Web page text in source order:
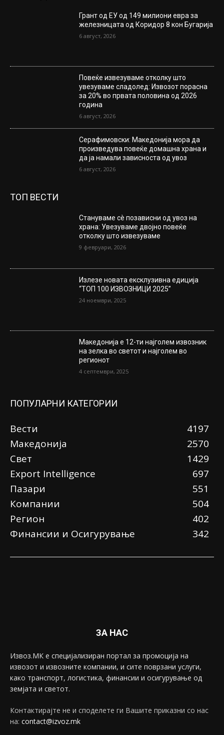
Грант од ЕУ од 149 милиони евра за
железницата од Коридор 8 кон Бугарија
6 август, 2026
Повеќе извезуваме отколку што
увезуваме сладолед: Извозот порасна
за 20% во првата половина од 2026
година
6 август, 2026
Серафимовски: Македонија мора да
произведува повеќе домашна храна и
да ја намали зависноста од увоз
6 август, 2026
ТОП ВЕСТИ
Стануваме сè позависни од увоз на
храна: Увезуваме двојно повеќе
отколку што извезуваме
9 февруари, 2026
Излезе новата ексклузивна едиција
“ТОП 100 ИЗВОЗНИЦИ 2025”
24 ноември, 2025
Македонија е 12-ти најголем извозник
на зелка во светот и најголем во
регионот
4 септември, 2025
ПОПУЛАРНИ КАТЕГОРИИ
Вести
4197
Македонија
2570
Свет
1429
Еxport Intelligence
697
Пазари
551
Компании
504
Регион
402
Финансии и Осигурување
342
ЗА НАС
Извоз.МК е специјализиран портал за промоција на
извозот и извозните компании, и сите поврзани услуги,
како транспорт, логистика, финансии и осигурување од
земјата и светот.
Контактирајте не и споделете ги Вашите приказни со нас
на: contact@izvoz.mk